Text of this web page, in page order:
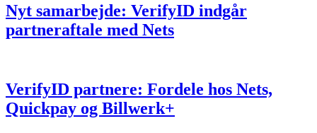
Nyt samarbejde: VerifyID indgår
partneraftale med Nets
VerifyID partnere: Fordele hos Nets,
Quickpay og Billwerk+